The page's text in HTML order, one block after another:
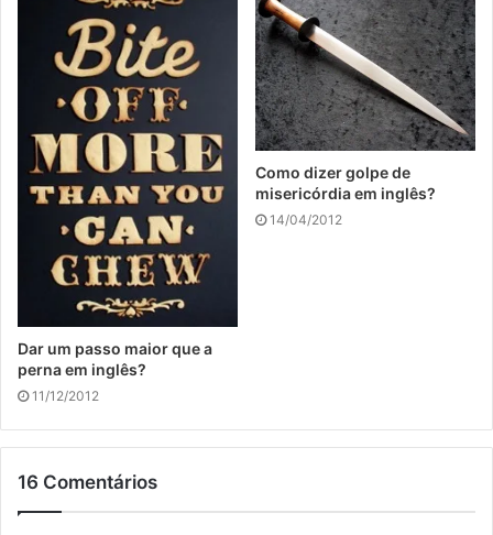
Dar um passo maior que a
perna em inglês?
11/12/2012
Como dizer golpe de
misericórdia em inglês?
14/04/2012
16 Comentários